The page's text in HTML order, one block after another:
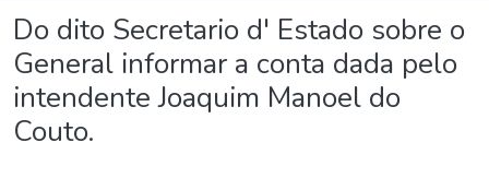
Estatísticas
Do dito Secretario d' Estado sobre o
General informar a conta dada pelo
intendente Joaquim Manoel do
Couto.